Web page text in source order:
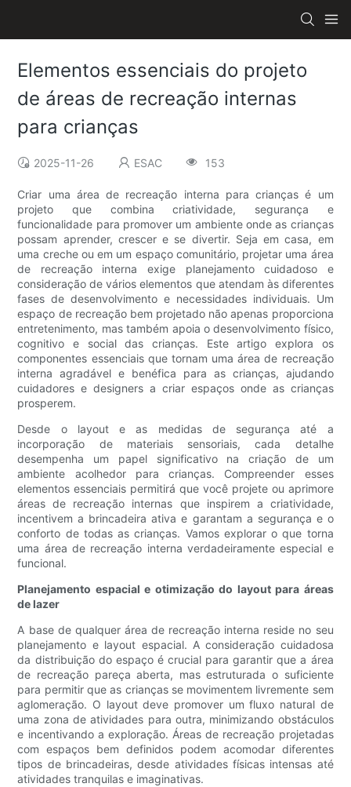
Elementos essenciais do projeto
de áreas de recreação internas
para crianças
2025-11-26 ESAC 153
Criar uma área de recreação interna para crianças é um
projeto que combina criatividade, segurança e
funcionalidade para promover um ambiente onde as crianças
possam aprender, crescer e se divertir. Seja em casa, em
uma creche ou em um espaço comunitário, projetar uma área
de recreação interna exige planejamento cuidadoso e
consideração de vários elementos que atendam às diferentes
fases de desenvolvimento e necessidades individuais. Um
espaço de recreação bem projetado não apenas proporciona
entretenimento, mas também apoia o desenvolvimento físico,
cognitivo e social das crianças. Este artigo explora os
componentes essenciais que tornam uma área de recreação
interna agradável e benéfica para as crianças, ajudando
cuidadores e designers a criar espaços onde as crianças
prosperem.
Desde o layout e as medidas de segurança até a
incorporação de materiais sensoriais, cada detalhe
desempenha um papel significativo na criação de um
ambiente acolhedor para crianças. Compreender esses
elementos essenciais permitirá que você projete ou aprimore
áreas de recreação internas que inspirem a criatividade,
incentivem a brincadeira ativa e garantam a segurança e o
conforto de todas as crianças. Vamos explorar o que torna
uma área de recreação interna verdadeiramente especial e
funcional.
Planejamento espacial e otimização do layout para áreas
de lazer
A base de qualquer área de recreação interna reside no seu
planejamento e layout espacial. A consideração cuidadosa
da distribuição do espaço é crucial para garantir que a área
de recreação pareça aberta, mas estruturada o suficiente
para permitir que as crianças se movimentem livremente sem
aglomeração. O layout deve promover um fluxo natural de
uma zona de atividades para outra, minimizando obstáculos
e incentivando a exploração. Áreas de recreação projetadas
com espaços bem definidos podem acomodar diferentes
tipos de brincadeiras, desde atividades físicas intensas até
atividades tranquilas e imaginativas.